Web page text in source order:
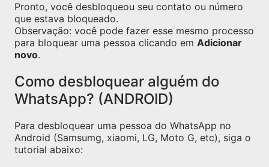
Pronto, você desbloqueou seu contato ou número
que estava bloqueado.
Observação: você pode fazer esse mesmo processo
para bloquear uma pessoa clicando em Adicionar
novo.
Como desbloquear alguém do
WhatsApp? (ANDROID)
Para desbloquear uma pessoa do WhatsApp no
Android (Samsumg, xiaomi, LG, Moto G, etc), siga o
tutorial abaixo: